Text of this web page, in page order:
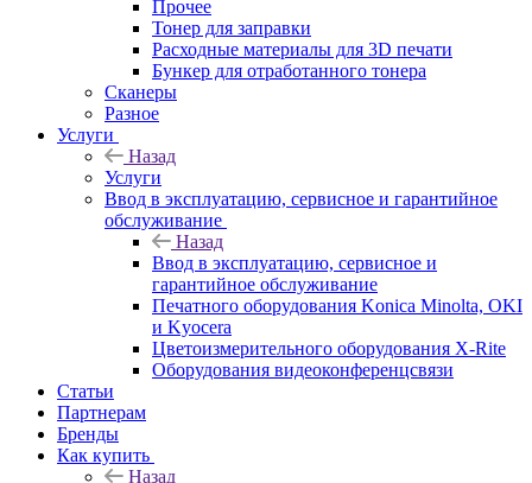
Прочее
Тонер для заправки
Расходные материалы для 3D печати
Бункер для отработанного тонера
Сканеры
Разное
Услуги
Назад
Услуги
Ввод в эксплуатацию, сервисное и гарантийное
обслуживание
Назад
Ввод в эксплуатацию, сервисное и
гарантийное обслуживание
Печатного оборудования Konica Minolta, OKI
и Kyocera
Цветоизмерительного оборудования X-Rite
Оборудования видеоконференцсвязи
Статьи
Партнерам
Бренды
Как купить
Назад